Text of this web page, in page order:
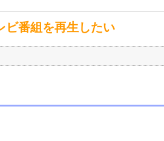
ビ番組を再生したい